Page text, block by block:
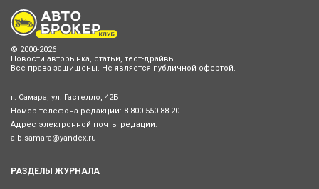
© 2000-2026
Новости авторынка, статьи, тест-драйвы.
Все права защищены. Не является публичной офертой.
г. Самара, ул. Гастелло, 42Б
Номер телефона редакции: 8 800 550 88 20
Адрес электронной почты редации:
a-b.samara@yandex.ru
РАЗДЕЛЫ ЖУРНАЛА